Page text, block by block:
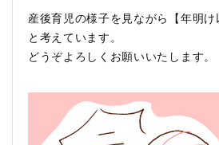
産後育児の様子を見ながら【年明
と考えています。
どうぞよろしくお願いいたします。